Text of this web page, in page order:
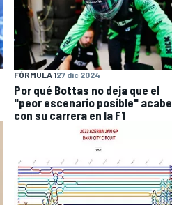
FÓRMULA 127 dic 2024
Por qué Bottas no deja que el
"peor escenario posible" acabe
con su carrera en la F1